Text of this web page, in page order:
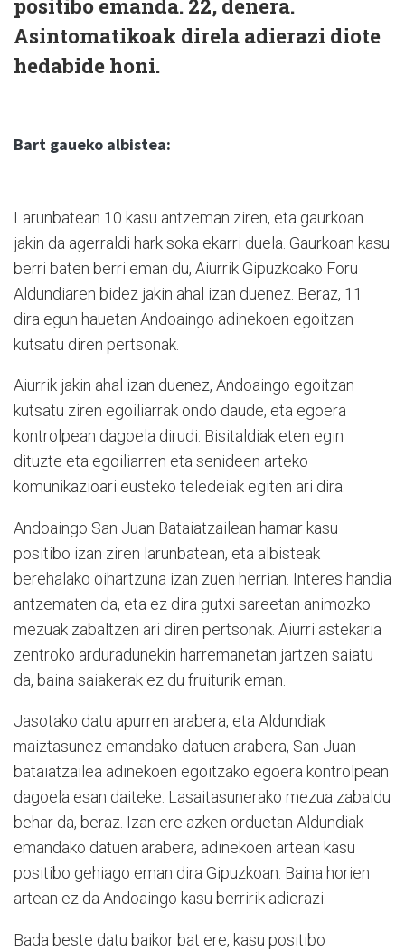
positibo emanda. 22, denera.
Asintomatikoak direla adierazi diote
hedabide honi.
Bart gaueko albistea:
Larunbatean 10 kasu antzeman ziren, eta gaurkoan
jakin da agerraldi hark soka ekarri duela. Gaurkoan kasu
berri baten berri eman du, Aiurrik Gipuzkoako Foru
Aldundiaren bidez jakin ahal izan duenez. Beraz, 11
dira egun hauetan Andoaingo adinekoen egoitzan
kutsatu diren pertsonak.
Aiurrik jakin ahal izan duenez, Andoaingo egoitzan
kutsatu ziren egoiliarrak ondo daude, eta egoera
kontrolpean dagoela dirudi. Bisitaldiak eten egin
dituzte eta egoiliarren eta senideen arteko
komunikazioari eusteko teledeiak egiten ari dira.
Andoaingo San Juan Bataiatzailean hamar kasu
positibo izan ziren larunbatean, eta albisteak
berehalako oihartzuna izan zuen herrian. Interes handia
antzematen da, eta ez dira gutxi sareetan animozko
mezuak zabaltzen ari diren pertsonak. Aiurri astekaria
zentroko arduradunekin harremanetan jartzen saiatu
da, baina saiakerak ez du fruiturik eman.
Jasotako datu apurren arabera, eta Aldundiak
maiztasunez emandako datuen arabera, San Juan
bataiatzailea adinekoen egoitzako egoera kontrolpean
dagoela esan daiteke. Lasaitasunerako mezua zabaldu
behar da, beraz. Izan ere azken orduetan Aldundiak
emandako datuen arabera, adinekoen artean kasu
positibo gehiago eman dira Gipuzkoan. Baina horien
artean ez da Andoaingo kasu berririk adierazi.
Bada beste datu baikor bat ere, kasu positibo